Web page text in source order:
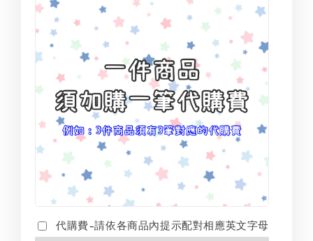
代購費-請依各商品內提示配對相應英文字母